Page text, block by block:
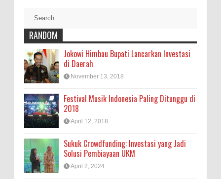
RANDOM
Jokowi Himbau Bupati Lancarkan Investasi
di Daerah
November 13, 2018
Festival Musik Indonesia Paling Ditunggu di
2018
April 12, 2018
Sukuk Crowdfunding: Investasi yang Jadi
Solusi Pembiayaan UKM
April 2, 2024